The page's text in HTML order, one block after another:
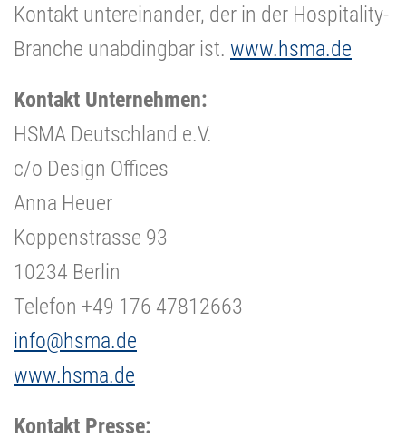
Kontakt untereinander, der in der Hospitality-
Branche unabdingbar ist. www.hsma.de
Kontakt Unternehmen:
HSMA Deutschland e.V.
c/o Design Offices
Anna Heuer
Koppenstrasse 93
10234 Berlin
Telefon +49 176 47812663
info@hsma.de
www.hsma.de
Kontakt Presse: